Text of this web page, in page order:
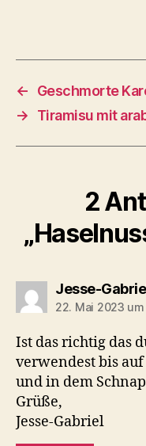
←
Geschmorte
→
Tiramisu mit
2
Jesse-
22. Mai 2023 um
Ist das richtig das
verwendest bis
und in dem
Grüße,
Jesse-Gabriel